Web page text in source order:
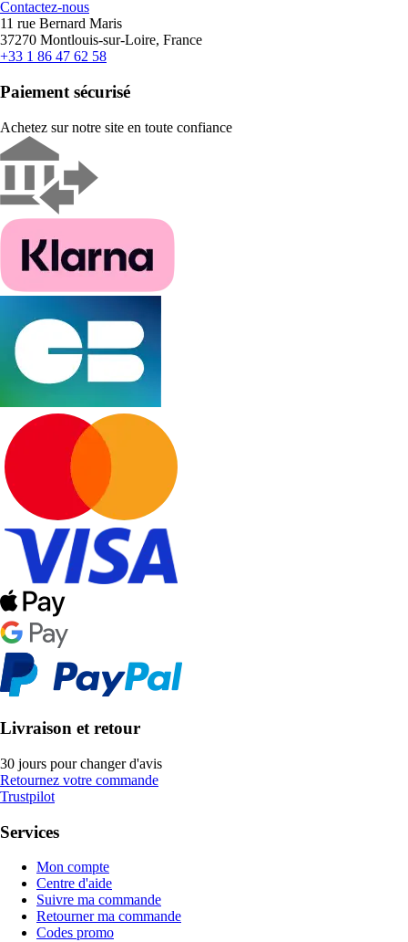
Contactez-nous
11 rue Bernard Maris
37270 Montlouis-sur-Loire, France
+33 1 86 47 62 58
Paiement sécurisé
Achetez sur notre site en toute confiance
Livraison et retour
30 jours pour changer d'avis
Retournez votre commande
Trustpilot
Services
Mon compte
Centre d'aide
Suivre ma commande
Retourner ma commande
Codes promo